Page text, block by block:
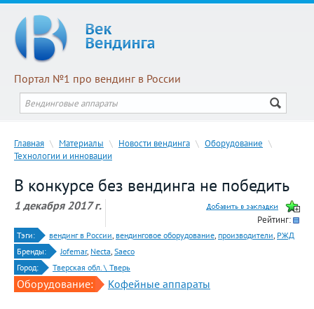
Портал №1 про вендинг в России
Главная \ Материалы \ Новости вендинга \ Оборудование \
Технологии и инновации
В конкурсе без вендинга не победить
1 декабря 2017 г.
Рейтинг:
Тэги: вендинг в России, вендинговое оборудование, производители, РЖД
Бренды:
Jofemar, Necta, Saeco
Город:
Тверская обл. \ Тверь
Оборудование: Кофейные аппараты